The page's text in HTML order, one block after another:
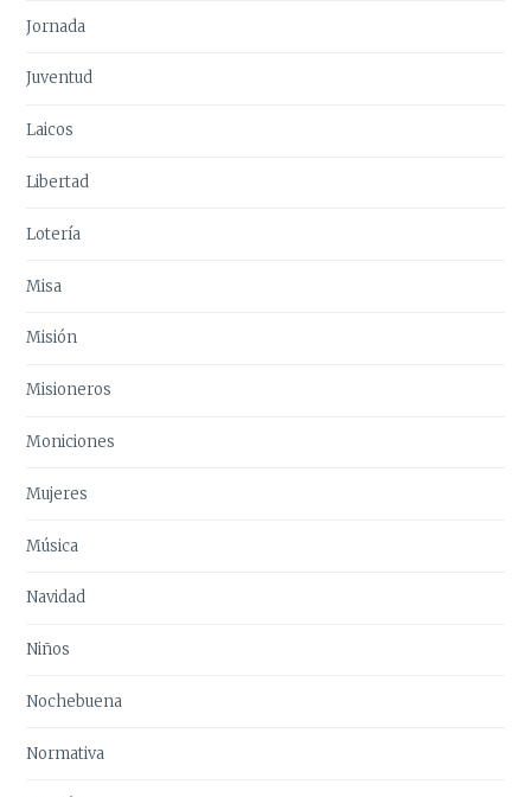
Jornada
Juventud
Laicos
Libertad
Lotería
Misa
Misión
Misioneros
Moniciones
Mujeres
Música
Navidad
Niños
Nochebuena
Normativa